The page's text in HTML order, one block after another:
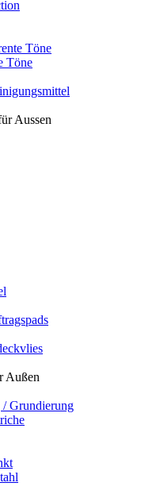
Töne
Töne
Aussen
Außen
/ Grundierung